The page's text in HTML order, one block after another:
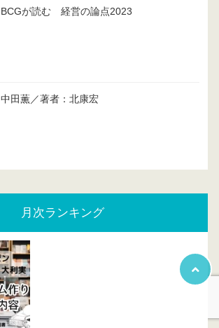
BCGが読む 経営の論点2023
中田薫／著者：北康宏
月次ランキング